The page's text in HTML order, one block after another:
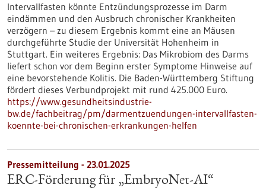
Intervallfasten könnte Entzündungsprozesse im Darm
eindämmen und den Ausbruch chronischer Krankheiten
verzögern – zu diesem Ergebnis kommt eine an Mäusen
durchgeführte Studie der Universität Hohenheim in
Stuttgart. Ein weiteres Ergebnis: Das Mikrobiom des Darms
liefert schon vor dem Beginn erster Symptome Hinweise auf
eine bevorstehende Kolitis. Die Baden-Württemberg Stiftung
fördert dieses Verbundprojekt mit rund 425.000 Euro.
https://www.gesundheitsindustrie-
bw.de/fachbeitrag/pm/darmentzuendungen-intervallfasten-
koennte-bei-chronischen-erkrankungen-helfen
Pressemitteilung - 23.01.2025
ERC-Förderung für „EmbryoNet-AI“